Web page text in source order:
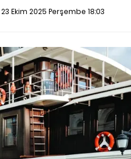
23 Ekim 2025 Perşembe 18:03